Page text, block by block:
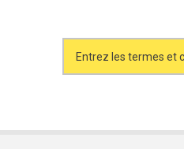
Search form